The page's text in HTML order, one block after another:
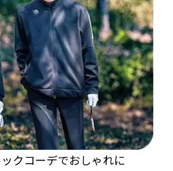
クコーデでおしゃれに